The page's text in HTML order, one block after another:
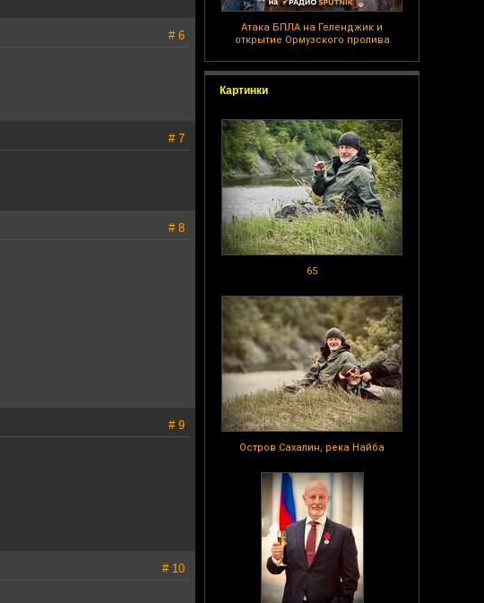
Атака БПЛА на Геленджик и
открытие Ормузского пролива
Картинки
65
Остров Сахалин, река Найба
# 6
# 7
# 8
# 9
# 10